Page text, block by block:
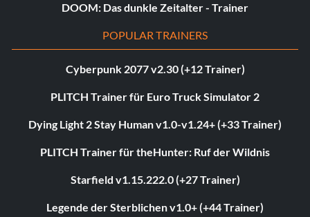
DOOM: Das dunkle Zeitalter - Trainer
POPULAR TRAINERS
Cyberpunk 2077 v2.30 (+12 Trainer)
PLITCH Trainer für Euro Truck Simulator 2
Dying Light 2 Stay Human v1.0-v1.24+ (+33 Trainer)
PLITCH Trainer für theHunter: Ruf der Wildnis
Starfield v1.15.222.0 (+27 Trainer)
Legende der Sterblichen v1.0+ (+44 Trainer)